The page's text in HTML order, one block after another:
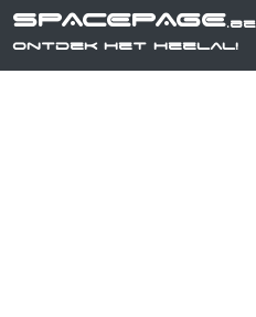
SPACEPAGE.be
Ontdek het heelal!